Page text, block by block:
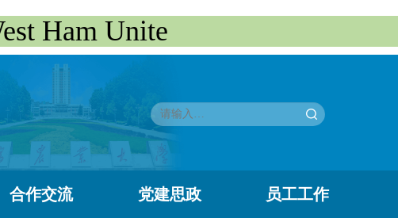
Ham Unite
合作交流 党建思政 员工工作